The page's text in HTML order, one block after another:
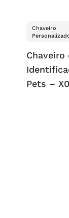
Chaveiro
Chaveiro
Pets –